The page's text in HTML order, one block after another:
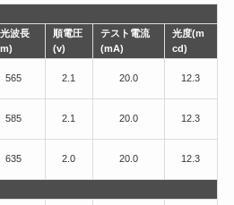
波長
順電圧
(v)
テスト電流
(mA)
光度(m
cd)
565 2.1 20.0 12.3
585 2.1 20.0 12.3
635 2.0 20.0 12.3